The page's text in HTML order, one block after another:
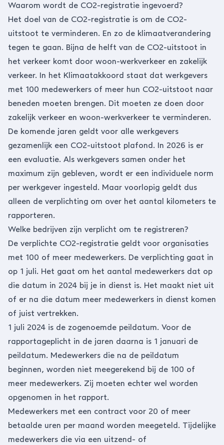
Waarom wordt de CO2-registratie ingevoerd?
Het doel van de CO2-registratie is om de CO2-
uitstoot te verminderen. En zo de klimaatverandering
tegen te gaan. Bijna de helft van de CO2-uitstoot in
het verkeer komt door woon-werkverkeer en zakelijk
verkeer. In het Klimaatakkoord staat dat werkgevers
met 100 medewerkers of meer hun CO2-uitstoot naar
beneden moeten brengen. Dit moeten ze doen door
zakelijk verkeer en woon-werkverkeer te verminderen.
De komende jaren geldt voor alle werkgevers
gezamenlijk een CO2-uitstoot plafond. In 2026 is er
een evaluatie. Als werkgevers samen onder het
maximum zijn gebleven, wordt er een individuele norm
per werkgever ingesteld. Maar voorlopig geldt dus
alleen de verplichting om over het aantal kilometers te
rapporteren.
Welke bedrijven zijn verplicht om te registreren?
De verplichte CO2-registratie geldt voor organisaties
met 100 of meer medewerkers. De verplichting gaat in
op 1 juli. Het gaat om het aantal medewerkers dat op
die datum in 2024 bij je in dienst is. Het maakt niet uit
of er na die datum meer medewerkers in dienst komen
of juist vertrekken.
1 juli 2024 is de zogenoemde peildatum. Voor de
rapportageplicht in de jaren daarna is 1 januari de
peildatum. Medewerkers die na de peildatum
beginnen, worden niet meegerekend bij de 100 of
meer medewerkers. Zij moeten echter wel worden
opgenomen in het rapport.
Medewerkers met een contract voor 20 of meer
betaalde uren per maand worden meegeteld. Tijdelijke
medewerkers die via een uitzend- of